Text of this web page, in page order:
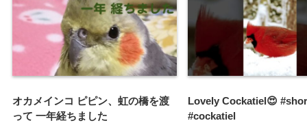
オカメインコ ピピン、虹の橋を渡
って 一年経ちました
Lovely Cockatiel😍
#cockatiel